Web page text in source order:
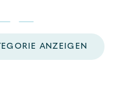
ANZEIGEN